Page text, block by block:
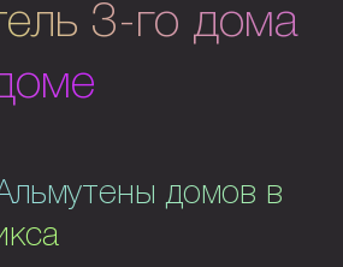
3-го дома
домов в